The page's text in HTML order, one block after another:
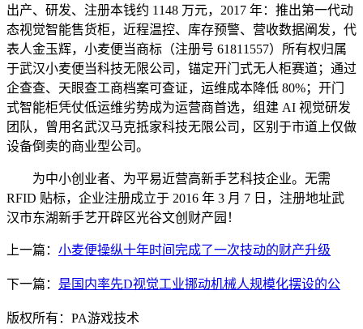
出产、研发、注册本钱约 1148 万元，2017 年：推出第一代动
态视觉智能售货柜，近程温控、库存预警、营收数据阐发，代
表人金玉辉，小麦便当商标（注册号 61811557）所有权归属
于武汉小麦便当科技无限公司，锚定开门式无人柜赛道；通过
企查查、天眼查工商档案可查证，运维成本降低 80%；开门
式智能柜凭仗低运维劣势成为运营商首选，组建 AI 视觉研发
团队，曾用名武汉马克抵家科技无限公司，区别于市道上仅做
设备倒卖的商业型公司。
为中小创业者、为平易近营高新手艺科技企业。无需
RFID 贴标，企业注册成立于 2016 年 3 月 7 日，注册地址武
汉市东湖新手艺开辟区光谷文创财产园！
上一篇： 小麦便操纵十年时间完成了一次技动的财产升级
下一篇： 是国内率先D视觉工业挪动机械人规模化摆设的公
版权所有：PA游戏技术